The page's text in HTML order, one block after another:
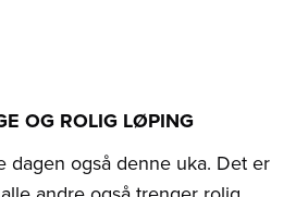
OG ROLIG LØPING
dagen også denne uka. Det er